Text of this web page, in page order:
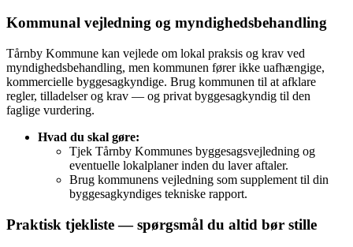
Kommunal vejledning og myndighedsbehandling
Tårnby Kommune kan vejlede om lokal praksis og krav ved
myndighedsbehandling, men kommunen fører ikke uafhængige,
kommercielle byggesagkyndige. Brug kommunen til at afklare
regler, tilladelser og krav — og privat byggesagkyndig til den
faglige vurdering.
Hvad du skal gøre:
Tjek Tårnby Kommunes byggesagsvejledning og
eventuelle lokalplaner inden du laver aftaler.
Brug kommunens vejledning som supplement til din
byggesagkyndiges tekniske rapport.
Praktisk tjekliste — spørgsmål du altid bør stille